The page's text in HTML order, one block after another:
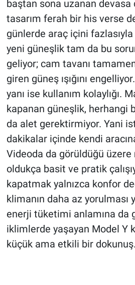
baştan sona uzanan devasa
tasarım ferah bir his verse
günlerde araç içini fazlasıyla
yeni güneşlik tam da bu
geliyor; cam tavanı
giren güneş ışığını
yanı ise kullanım kolaylığı.
kapanan güneşlik, herhangi
da alet gerektirmiyor. Yani
dakikalar içinde kendi
Videoda da görüldüğü
oldukça basit ve pratik
kapatmak yalnızca konfor
klimanın daha az yorulması
enerji tüketimi anlamına da
iklimlerde yaşayan Model Y
küçük ama etkili bir dokunuş.